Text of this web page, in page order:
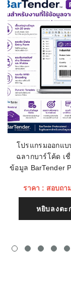
พิมพ์:
Ram (หน่วยความ
จำหลัก):
การเชื่อมต่อ:
ความละเอียดในกา
พิมพ์:
อีเมลล์
เรทติ่ง
ชื่อหัวข้อรีวิว
เนื้อหา (1500)
โปรแกรมออกแ
ฉลากบาร์โค้ด เ
ข้อมูล BarTender
ราคา : สอบถา
หยิบลงตะ